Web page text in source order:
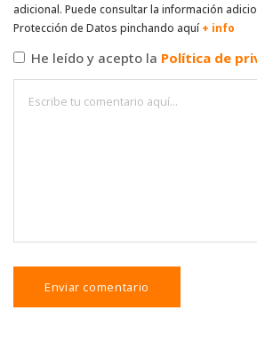
adicional. Puede consultar la información
Protección de Datos pinchando aquí + info
He leído y acepto la Política de